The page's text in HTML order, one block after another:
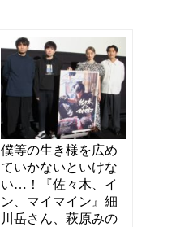
僕等の生き様を広め
ていかないといけな
い…！『佐々木、イ
ン、マイマイン』細
川岳さん、萩原みの